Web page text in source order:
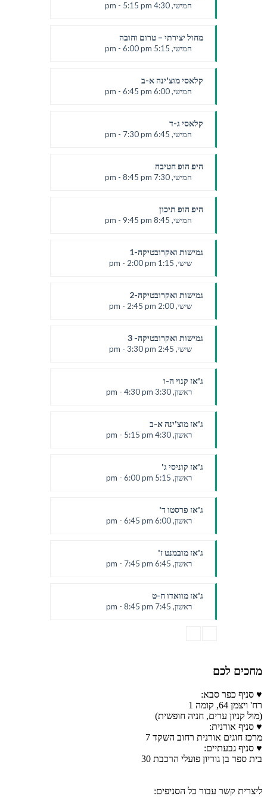
חמישי, 4:30 pm - 5:15 pm
מחול יצירתי – טרום וחובה
חמישי, 5:15 pm - 6:00 pm
קלאסי מוצ'ינה א-ב
חמישי, 6:00 pm - 6:45 pm
קלאסי ג-ד
חמישי, 6:45 pm - 7:30 pm
היפ הופ חטיבה
חמישי, 7:30 pm - 8:45 pm
היפ הופ תיכון
חמישי, 8:45 pm - 9:45 pm
גמישות ואקרובטיקה-1
שישי, 1:15 pm - 2:00 pm
גמישות ואקרובטיקה-2
שישי, 2:00 pm - 2:45 pm
נועה קדוש
גמישות ואקרובטיקה- 3
שישי, 2:45 pm - 3:30 pm
ג'אז קנוי ה-ו
ראשון, 3:30 pm - 4:30 pm
ג'אז מוצ'ינה א-ב
ראשון, 4:30 pm - 5:15 pm
ג'אז קוניסי ג'
ראשון, 5:15 pm - 6:00 pm
ג'אז פרסטו ד'
ראשון, 6:00 pm - 6:45 pm
ג'אז מובמנט ז'
ראשון, 6:45 pm - 7:45 pm
ג'אז מוואדו ח-ט
ראשון, 7:45 pm - 8:45 pm
מחכים לכם
♥ סניף כפר סבא:
רח' ויצמן 64, קומה 1
(מול קניון ערים, חניה חופשית)
♥ סניף אורנית:
מרכז חוגים אורנית רחוב השקד 7
♥ סניף גבעתיים:
בית ספר בן גוריון פועלי הרכבת 30
ליצרית קשר עבור כל הסניפים: